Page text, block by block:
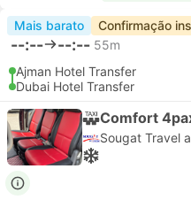
Mais barato Confirmação
--:-- --:-- 55m
Ajman Hotel Transfer
Dubai Hotel Transfer
Comfort
Sougat Travel